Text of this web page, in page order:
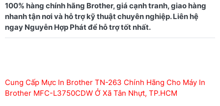
100% hàng chính hãng Brother, giá cạnh tranh, giao hàng
nhanh tận nơi và hỗ trợ kỹ thuật chuyên nghiệp. Liên hệ
Cung Cấp Mực In Brother TN-263 Chính Hãng Cho Máy In
Brother MFC-L3750CDW Ở Xã Tân Nhựt, TP.HCM